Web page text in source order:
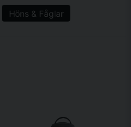
Höns & Fåglar